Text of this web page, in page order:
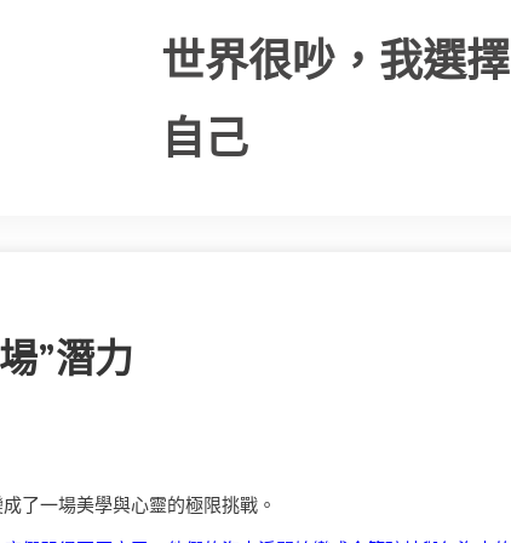
世界很吵，我選
自己
”潛力
了一場美學與心靈的極限挑戰。